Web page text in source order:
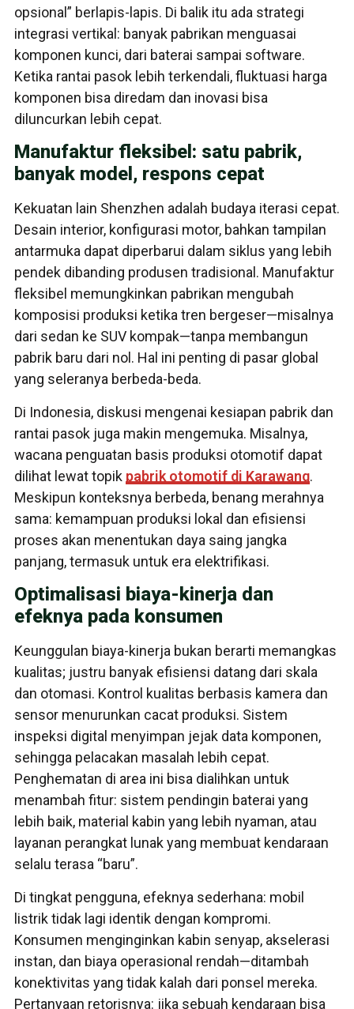
opsional” berlapis-lapis. Di balik itu ada strategi
integrasi vertikal: banyak pabrikan menguasai
komponen kunci, dari baterai sampai software.
Ketika rantai pasok lebih terkendali, fluktuasi harga
komponen bisa diredam dan inovasi bisa
diluncurkan lebih cepat.
Manufaktur fleksibel: satu pabrik,
banyak model, respons cepat
Kekuatan lain Shenzhen adalah budaya iterasi cepat.
Desain interior, konfigurasi motor, bahkan tampilan
antarmuka dapat diperbarui dalam siklus yang lebih
pendek dibanding produsen tradisional. Manufaktur
fleksibel memungkinkan pabrikan mengubah
komposisi produksi ketika tren bergeser—misalnya
dari sedan ke SUV kompak—tanpa membangun
pabrik baru dari nol. Hal ini penting di pasar global
yang seleranya berbeda-beda.
Di Indonesia, diskusi mengenai kesiapan pabrik dan
rantai pasok juga makin mengemuka. Misalnya,
wacana penguatan basis produksi otomotif dapat
dilihat lewat topik pabrik otomotif di Karawang.
Meskipun konteksnya berbeda, benang merahnya
sama: kemampuan produksi lokal dan efisiensi
proses akan menentukan daya saing jangka
panjang, termasuk untuk era elektrifikasi.
Optimalisasi biaya-kinerja dan
efeknya pada konsumen
Keunggulan biaya-kinerja bukan berarti memangkas
kualitas; justru banyak efisiensi datang dari skala
dan otomasi. Kontrol kualitas berbasis kamera dan
sensor menurunkan cacat produksi. Sistem
inspeksi digital menyimpan jejak data komponen,
sehingga pelacakan masalah lebih cepat.
Penghematan di area ini bisa dialihkan untuk
menambah fitur: sistem pendingin baterai yang
lebih baik, material kabin yang lebih nyaman, atau
layanan perangkat lunak yang membuat kendaraan
selalu terasa “baru”.
Di tingkat pengguna, efeknya sederhana: mobil
listrik tidak lagi identik dengan kompromi.
Konsumen menginginkan kabin senyap, akselerasi
instan, dan biaya operasional rendah—ditambah
konektivitas yang tidak kalah dari ponsel mereka.
Pertanyaan retorisnya: jika sebuah kendaraan bisa